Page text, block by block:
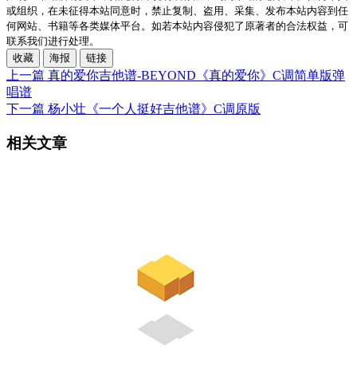
或组织，在未征得本站同意时，禁止复制、盗用、采集、发布本站内容到任
何网站、书籍等各类媒体平台。如若本站内容侵犯了原著者的合法权益，可
联系我们进行处理。
收藏
海报 链接
上一篇 真的爱你吉他谱-BEYOND《真的爱你》C调简单版弹
唱谱
下一篇 杨小壮《一个人挺好吉他谱》C调原版
相关文章